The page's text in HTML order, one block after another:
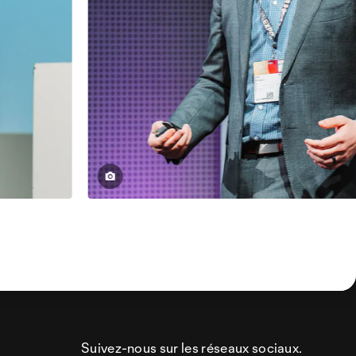
Suivez-nous sur les réseaux sociaux.